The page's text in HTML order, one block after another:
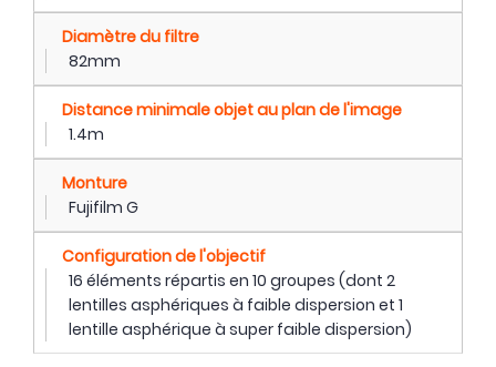
Diamètre du filtre
82mm
Distance minimale objet au plan de l'image
1.4m
Monture
Fujifilm G
Configuration de l'objectif
16 éléments répartis en 10 groupes (dont 2
lentilles asphériques à faible dispersion et 1
lentille asphérique à super faible dispersion)